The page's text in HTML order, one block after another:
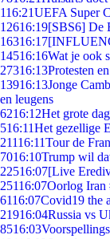
116:21UEFA Super
12616:19[SBS6] De
16316:17
14516:16Wat je ook
27316:13Protesten
13916:13Jonge
en leugens
6216:12Het grote
516:11Het gezellige
21116:11Tour de
7016:10Trump wil
22516:07[Live
25116:07Oorlog Iran
6116:07Covid19 the
21916:04Russia vs
8516:03